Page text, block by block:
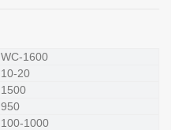
WC-1600
10-20
1500
950
100-1000